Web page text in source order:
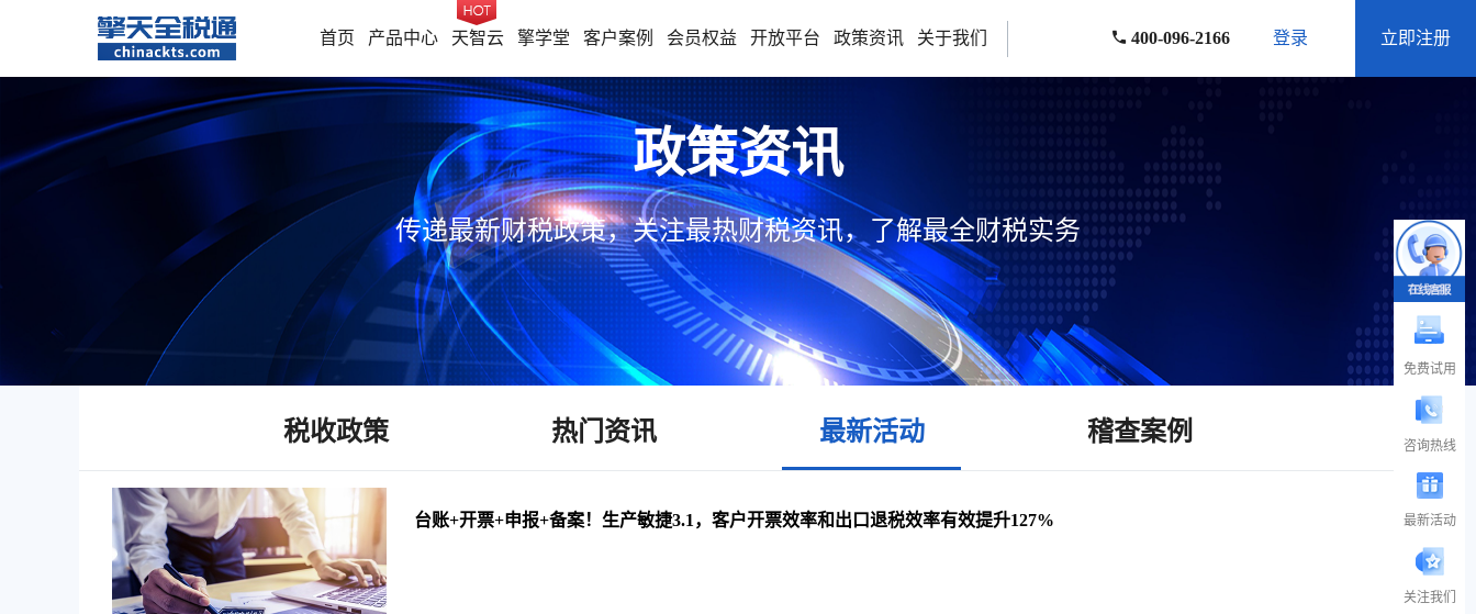
首页 产品中心 天智云 擎学堂 客户案例 会员权益 开放平台 政策资讯 关于我们 400-096-2166 登录 立即注册
政策资讯
传递最新财税政策，关注最热财税资讯，了解最全财税实务
税收政策 热门资讯 最新活动 稽查案例
台账+开票+申报+备案！生产敏捷3.1，客户开票效率和出口退税效率有效提升127%
免费试用
咨询热线
最新活动
关注我们